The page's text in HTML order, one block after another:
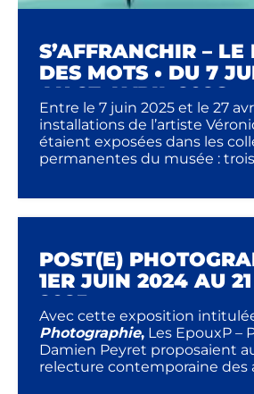
S’AFFRANCHIR – LE
DES MOTS • DU 7
AU 27 AVRIL 2026
Entre le 7 juin 2025 et le 27
installations de l’artiste
étaient exposées dans les
permanentes du musée :
POST(E)
1ER JUIN 2024 AU
2025
Avec cette exposition
Photographie, Les EpouxP –
Damien Peyret proposaient
relecture contemporaine des